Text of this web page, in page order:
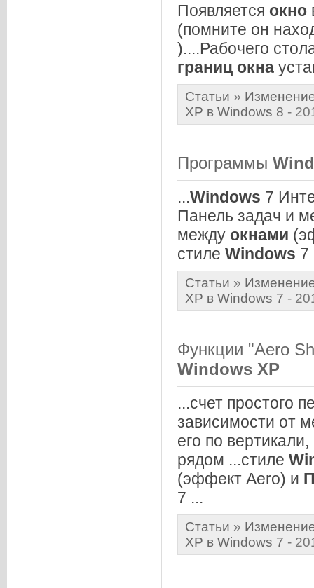
Появляется окно
(помните он
)....Рабочего
границ окна
Статьи »
XP в Windows 8 -
Программы
...Windows 7
Панель задач и
между окнами
стиле Windows 7
Статьи »
XP в Windows 7 -
Функции "Aero
Windows XP
...счет простого
зависимости от
его по
рядом ...стиле
(эффект Aero) и
7 ...
Статьи »
XP в Windows 7 -